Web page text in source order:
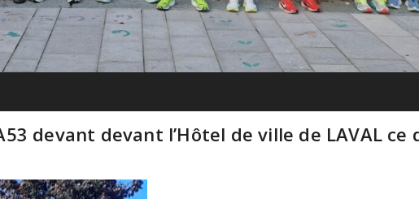
devant devant l’Hôtel de ville de LAVAL ce